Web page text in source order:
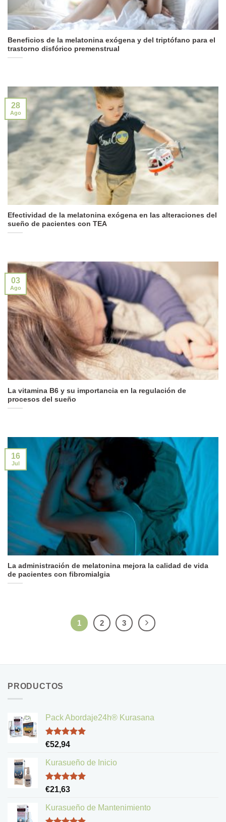
Beneficios de la melatonina exógena y del triptófano para el
trastorno disfórico premenstrual
Efectividad de la melatonina exógena en las alteraciones del
sueño de pacientes con TEA
28
Ago
La vitamina B6 y su importancia en la regulación de
procesos del sueño
03
Ago
La administración de melatonina mejora la calidad de vida
de pacientes con fibromialgia
16
Jul
1 2 3
PRODUCTOS
Pack Abordaje24h® Kurasana
Valorado
de 5
€52,94
Kurasueño de Inicio
Valorado
de 5
€21,63
Kurasueño de Mantenimiento